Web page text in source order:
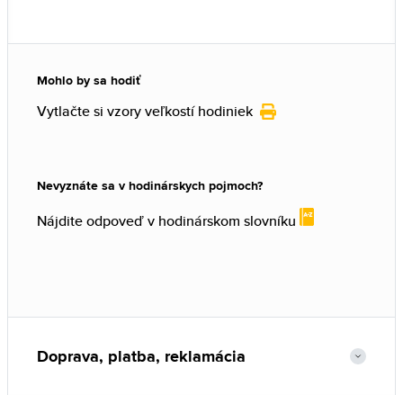
Mohlo by sa hodiť
Vytlačte si vzory veľkostí hodiniek
Nevyznáte sa v hodinárskych pojmoch?
Nájdite odpoveď v hodinárskom slovníku
Doprava, platba, reklamácia